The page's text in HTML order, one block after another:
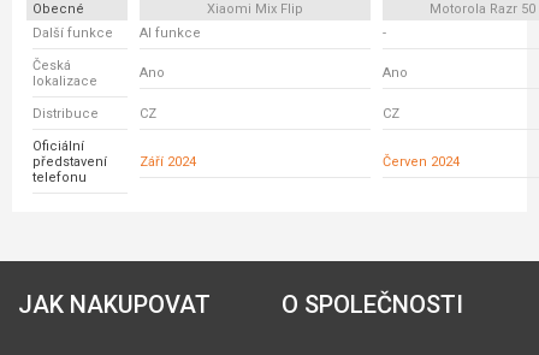
Obecné Xiaomi Mix Flip
Motorola Razr 50
Další funkce
AI funkce -
Česká
lokalizace
Ano Ano
Distribuce CZ CZ
Oficiální
představení
telefonu
Září 2024 Červen 2024
JAK NAKUPOVAT O SPOLEČNOSTI